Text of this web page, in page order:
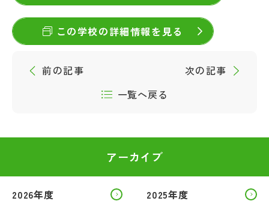
この学校の詳細情報を見る
前の記事
一覧へ戻る
次の記事
アーカイブ
2026年度 2025年度